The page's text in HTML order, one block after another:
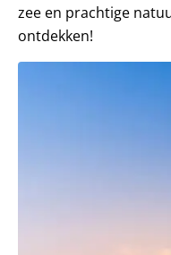
zee en prachtige
ontdekken!